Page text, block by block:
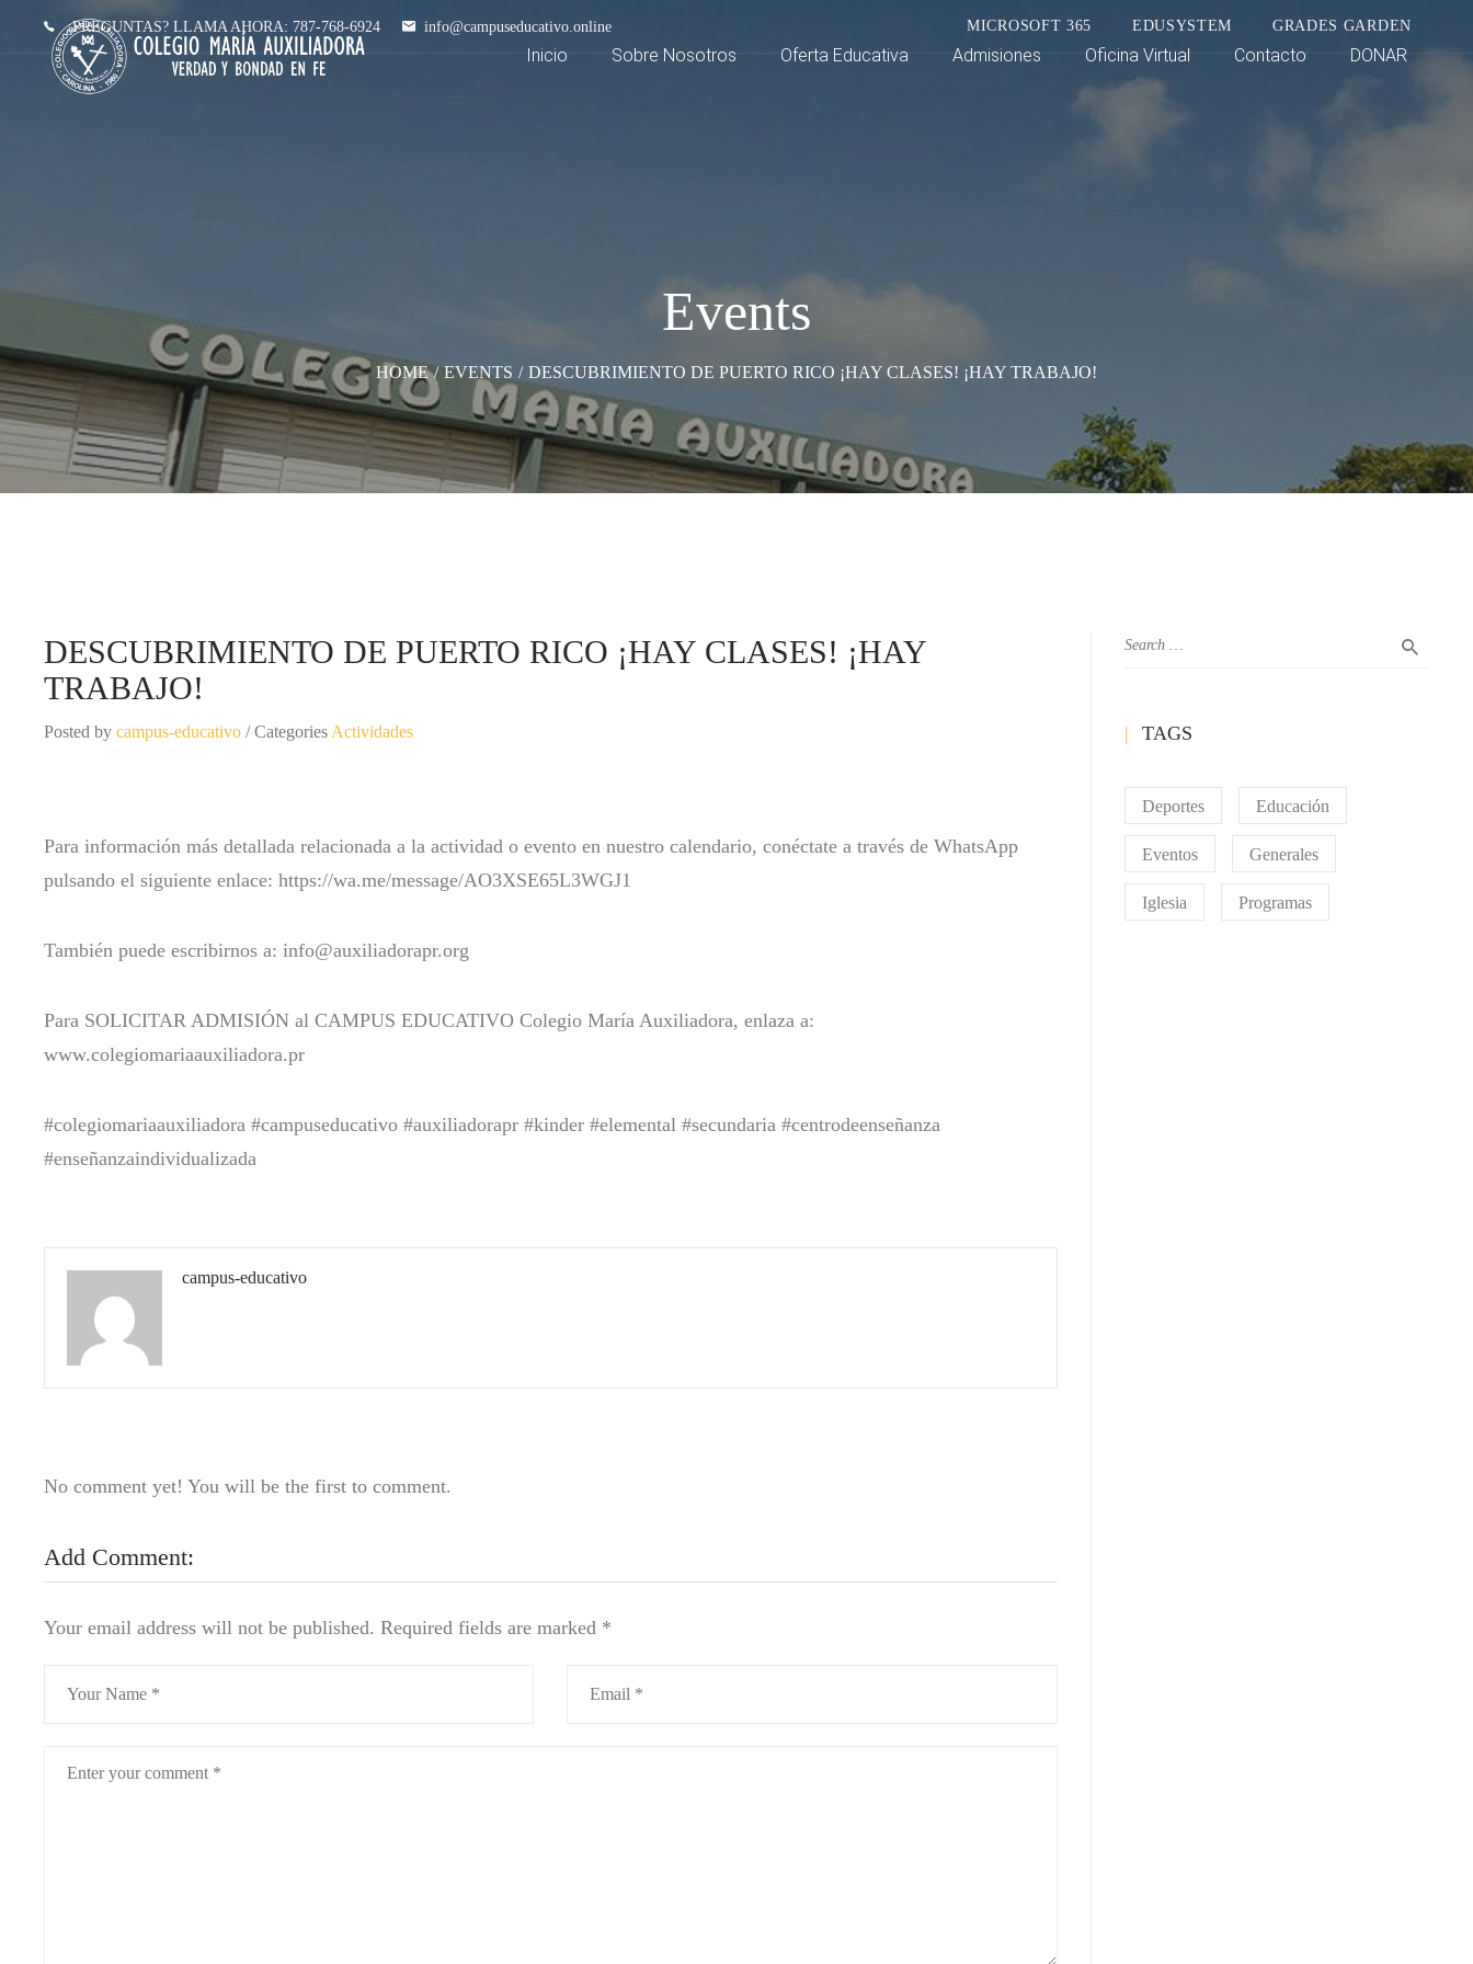
¿PREGUNTAS? LLAMA AHORA: 787-768-6924 info@campuseducativo.online MICROSOFT 365 EDUSYSTEM GRADES GARDEN
Inicio Sobre Nosotros Oferta Educativa Admisiones Oficina Virtual Contacto DONAR
Events
HOME / EVENTS / DESCUBRIMIENTO DE PUERTO RICO ¡HAY CLASES! ¡HAY TRABAJO!
DESCUBRIMIENTO DE PUERTO RICO ¡HAY CLASES! ¡HAY
TRABAJO!
Posted by campus-educativo / Categories Actividades
Para información más detallada relacionada a la actividad o evento en nuestro calendario, conéctate a través de WhatsApp
pulsando el siguiente enlace: https://wa.me/message/AO3XSE65L3WGJ1
También puede escribirnos a: info@auxiliadorapr.org
Para SOLICITAR ADMISIÓN al CAMPUS EDUCATIVO Colegio María Auxiliadora, enlaza a:
www.colegiomariaauxiliadora.pr
#colegiomariaauxiliadora #campuseducativo #auxiliadorapr #kinder #elemental #secundaria #centrodeenseñanza
#enseñanzaindividualizada
campus-educativo
No comment yet! You will be the first to comment.
Add Comment:
Your email address will not be published. Required fields are marked *
TAGS
Deportes Educación
Eventos Generales
Iglesia Programas